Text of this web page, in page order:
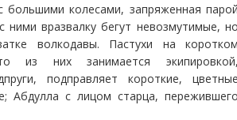
большими колесами, запряженная
ними вразвалку бегут невозмутимые,
волкодавы. Пастухи на
из них занимается
подправляет короткие,
Абдулла с лицом старца,